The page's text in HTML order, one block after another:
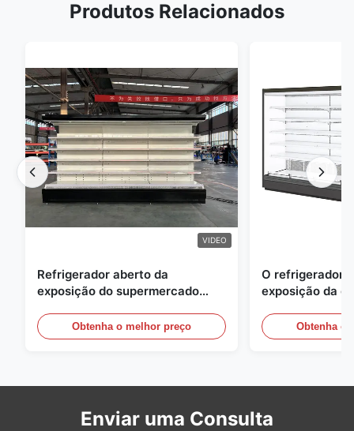
Produtos Relacionados
VIDEO
Refrigerador aberto da
exposição do supermercado
iluminação do diodo emissor de
luz
Obtenha o melhor preço
O refrigerador
exposição da
vitrinasObtenha o
Enviar uma Consulta